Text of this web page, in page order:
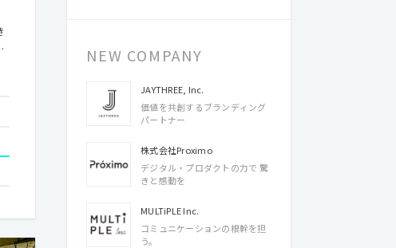
NEW COMPANY
JAYTHREE, Inc.
価値を共創するブランディング
パートナー
株式会社Proximo
デジタル・プロダクトの力で 驚
きと感動を
MULTiPLE Inc.
コミュニケーションの根幹を担
う。